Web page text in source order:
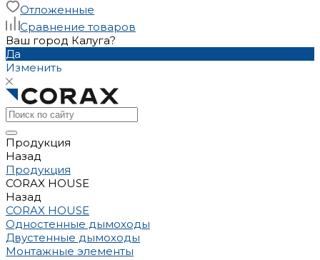
Отложенные
Сравнение товаров
Ваш город Калуга?
Да
Изменить
Продукция
Назад
Продукция
CORAX HOUSE
Назад
CORAX HOUSE
Одностенные дымоходы
Двустенные дымоходы
Монтажные элементы